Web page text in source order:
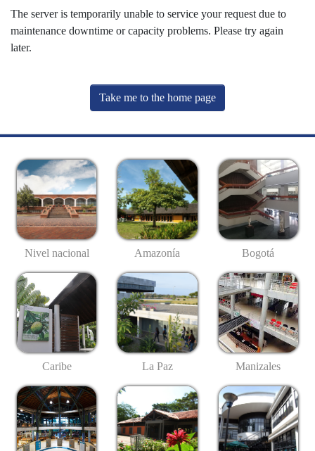
The server is temporarily unable to service your request due to
maintenance downtime or capacity problems. Please try again
later.
Take me to the home page
Nivel nacional Amazonía Bogotá
Caribe La Paz Manizales